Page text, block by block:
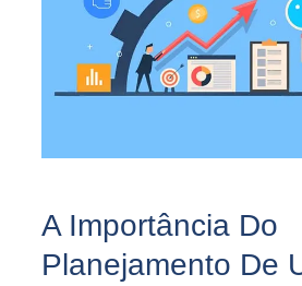
A Importância Do
Planejamento De